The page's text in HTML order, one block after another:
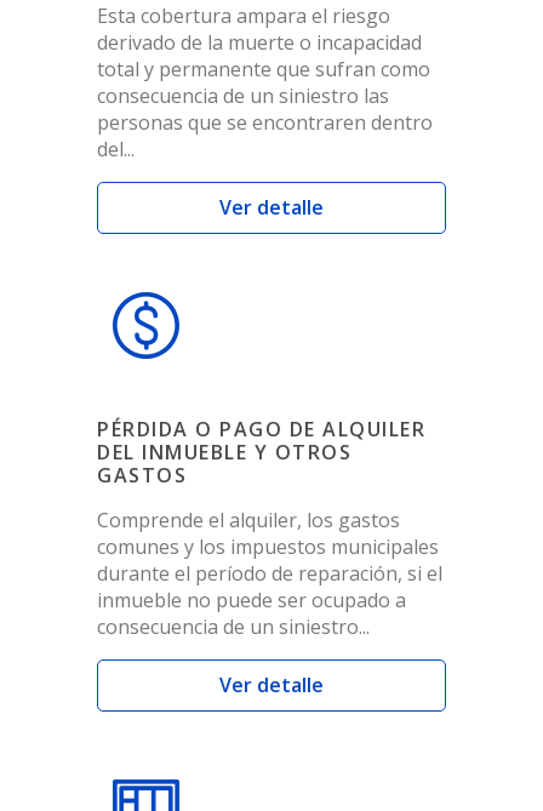
Esta cobertura ampara el riesgo
derivado de la muerte o incapacidad
total y permanente que sufran como
consecuencia de un siniestro las
personas que se encontraren dentro
del...
Ver detalle
PÉRDIDA O PAGO DE ALQUILER
DEL INMUEBLE Y OTROS
GASTOS
Comprende el alquiler, los gastos
comunes y los impuestos municipales
durante el período de reparación, si el
inmueble no puede ser ocupado a
consecuencia de un siniestro...
Ver detalle